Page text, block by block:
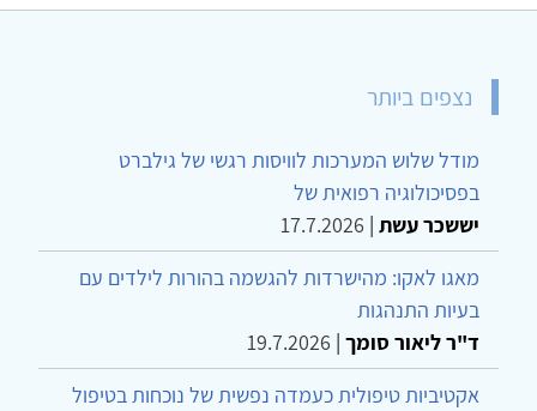
נצפים ביותר
מודל שלוש המערכות לוויסות רגשי של גילברט
בפסיכולוגיה רפואית של
יששכר עשת |
17.7.2026
מאגו לאקו: מהישרדות להגשמה בהורות לילדים עם
בעיות התנהגות
ד"ר ליאור סומך |
19.7.2026
אקטיביות טיפולית כעמדה נפשית של נוכחות בטיפול